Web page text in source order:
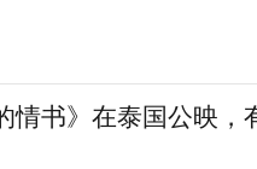
情书》在泰国公映